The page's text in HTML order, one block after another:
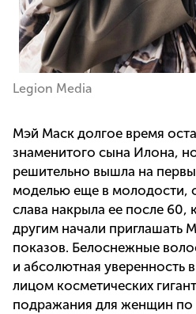
Legion Media
Мэй Маск долгое время
знаменитого сына Илона,
решительно вышла на
моделью еще в молодости,
слава накрыла ее после 60,
другим начали приглашать
показов. Белоснежные
и абсолютная уверенность
лицом косметических
подражания для женщин по